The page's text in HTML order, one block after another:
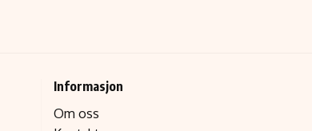
Informasjon
Om oss